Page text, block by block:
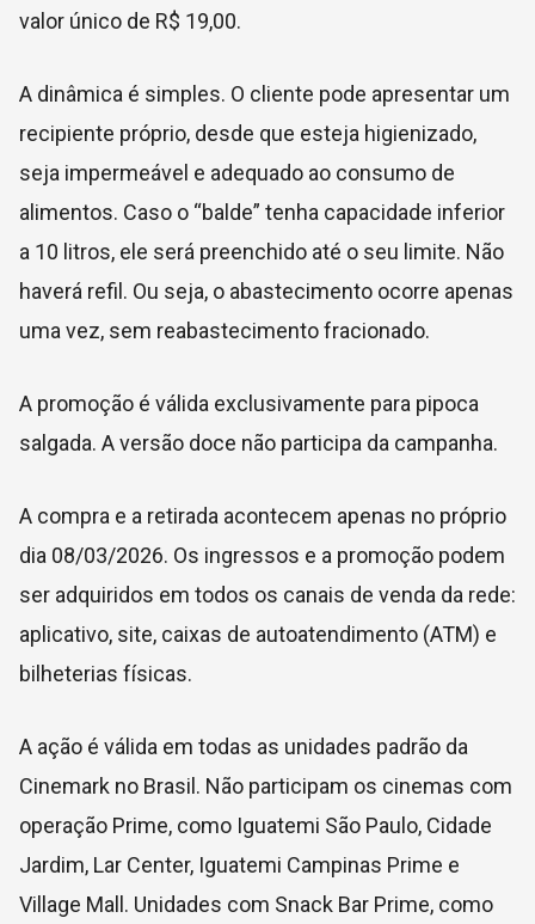
valor único de R$ 19,00.
A dinâmica é simples. O cliente pode apresentar um
recipiente próprio, desde que esteja higienizado,
seja impermeável e adequado ao consumo de
alimentos. Caso o “balde” tenha capacidade inferior
a 10 litros, ele será preenchido até o seu limite. Não
haverá refil. Ou seja, o abastecimento ocorre apenas
uma vez, sem reabastecimento fracionado.
A promoção é válida exclusivamente para pipoca
salgada. A versão doce não participa da campanha.
A compra e a retirada acontecem apenas no próprio
dia 08/03/2026. Os ingressos e a promoção podem
ser adquiridos em todos os canais de venda da rede:
aplicativo, site, caixas de autoatendimento (ATM) e
bilheterias físicas.
A ação é válida em todas as unidades padrão da
Cinemark no Brasil. Não participam os cinemas com
operação Prime, como Iguatemi São Paulo, Cidade
Jardim, Lar Center, Iguatemi Campinas Prime e
Village Mall. Unidades com Snack Bar Prime, como